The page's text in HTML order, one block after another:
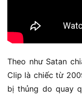
Theo như Satan
Clip là chiếc từ
bị thủng do quay